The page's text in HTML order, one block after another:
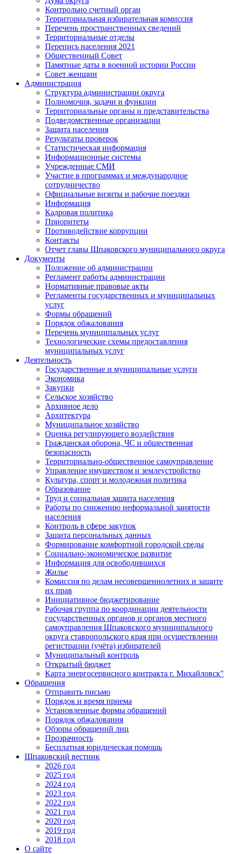
Контрольно счетный орган
Территориальная избирательная комиссия
Перечень пространственных сведений
Территориальные отделы
Перепись населения 2021
Общественный Совет
Памятные даты в военной истории России
Совет женщин
Администрация
Структура администрации округа
Полномочия, задачи и функции
Территориальные органы и представительства
Подведомственные организации
Защита населения
Результаты проверок
Статистическая информация
Информационные системы
Учрежденные СМИ
Участие в программах и международное
сотрудничество
Официальные визиты и рабочие поездки
Информация
Кадровая политика
Приоритеты
Противодействие коррупции
Контакты
Отчет главы Шпаковского муниципального округа
Документы
Положение об администрации
Регламент работы администрации
Нормативные правовые акты
Регламенты государственных и муниципальных
услуг
Формы обращений
Порядок обжалования
Перечень муниципальных услуг
Технологические схемы предоставления
муниципальных услуг
Деятельность
Государственные и муниципальные услуги
Экономика
Закупки
Сельское хозяйство
Архивное дело
Архитектура
Муниципальное хозяйство
Оценка регулирующего воздействия
Гражданская оборона, ЧС и общественная
безопасность
Территориально-общественное самоуправление
Управление имуществом и землеустройство
Культура, спорт и молодежная политика
Образование
Труд и социальная защита населения
Работы по снижению неформальной занятости
населения
Контроль в сфере закупок
Защита персональных данных
Формирование комфортной городской среды
Социально-экономическое развитие
Информация для освободившихся
Жилье
Комиссия по делам несовершеннолетних и защите
их прав
Инициативное бюджетирование
Рабочая группа по координации деятельности
государственных органов и органов местного
самоуправления Шпаковского муниципального
округа ставропольского края при осуществлении
регистрации (учёта) избирателей
Муниципальный контроль
Открытый бюджет
Карта энергосервисного контракта г. Михайловск"
Обращения
Отправить письмо
Порядок и время приема
Установленные формы обращений
Порядок обжалования
Обзоры обращений лиц
Прозрачность
Бесплатная юридическая помощь
Шпаковский вестник
2026 год
2025 год
2024 год
2023 год
2022 год
2021 год
2020 год
2019 год
2018 год
О сайте